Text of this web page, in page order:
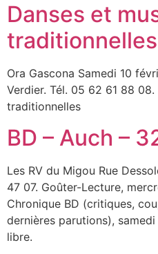
Danses et
Ora Gascona Samedi 10
Verdier. Tél. 05 62 61 88
traditionnelles
BD – Auch –
Les RV du Migou Rue
47 07. Goûter-Lecture,
Chronique BD (critiques,
dernières parutions),
libre.